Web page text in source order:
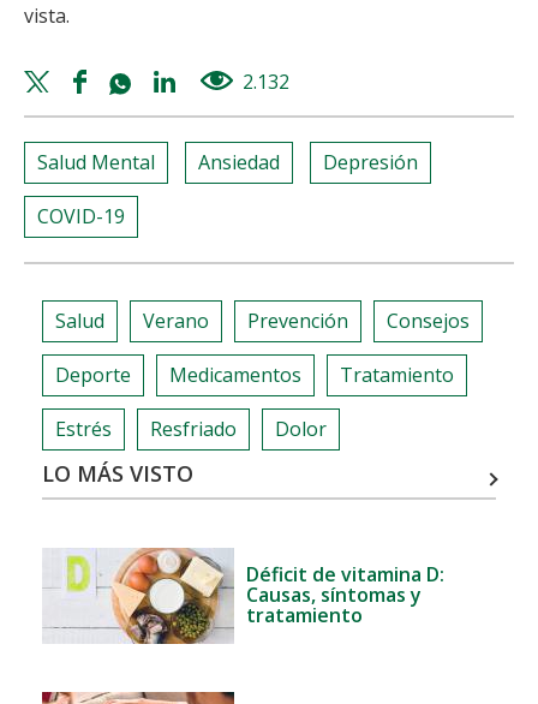
vista.
Twitter
share
Facebook
share
Whatsapp
share
Linkedin
share
2.132
Salud Mental Ansiedad Depresión
COVID-19
Salud Verano Prevención Consejos
Deporte Medicamentos Tratamiento
Estrés Resfriado Dolor
LO MÁS VISTO
Déficit de vitamina D:
Causas, síntomas y
tratamiento